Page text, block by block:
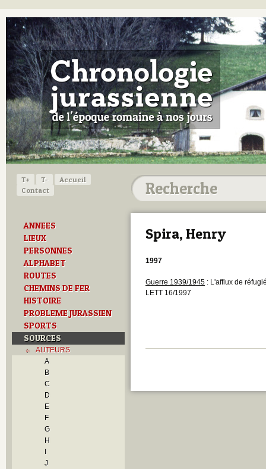
T+ T-
Accueil
Contact
ANNEES
LIEUX
PERSONNES
ALPHABET
ROUTES
CHEMINS DE FER
HISTOIRE
PROBLEME JURASSIEN
SPORTS
SOURCES
AUTEURS
A
B
C
D
E
F
G
H
I
J
Spira, Henry
1997
Guerre 1939/1945 : L'afflux de
LETT 16/1997